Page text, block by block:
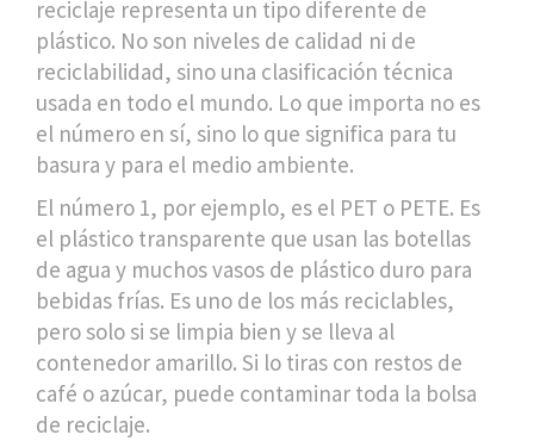
reciclaje representa un tipo diferente de
plástico. No son niveles de calidad ni de
reciclabilidad, sino una clasificación técnica
usada en todo el mundo. Lo que importa no es
el número en sí, sino lo que significa para tu
basura y para el medio ambiente.
El número 1, por ejemplo, es el PET o PETE. Es
el plástico transparente que usan las botellas
de agua y muchos vasos de plástico duro para
bebidas frías. Es uno de los más reciclables,
pero solo si se limpia bien y se lleva al
contenedor amarillo. Si lo tiras con restos de
café o azúcar, puede contaminar toda la bolsa
de reciclaje.